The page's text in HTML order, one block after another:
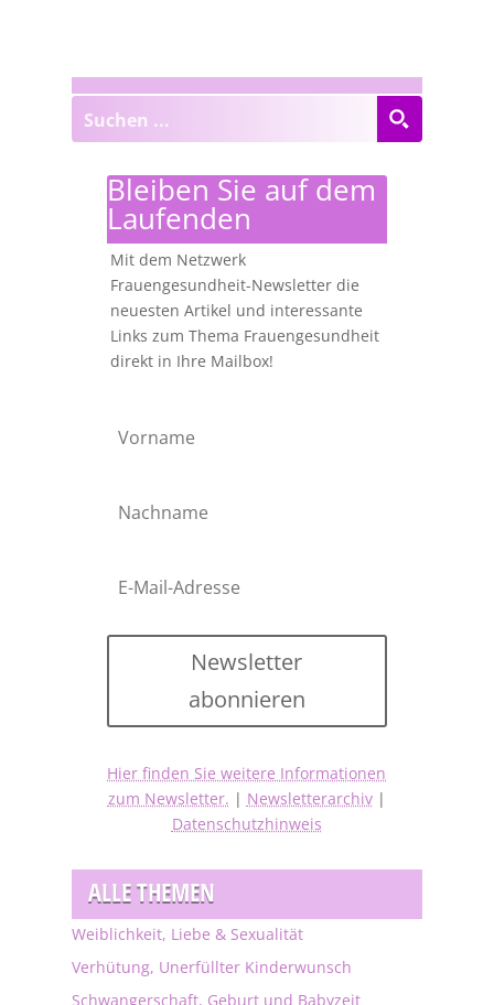
Bleiben Sie auf dem
Laufenden
Mit dem Netzwerk
Frauengesundheit-Newsletter die
neuesten Artikel und interessante
Links zum Thema Frauengesundheit
direkt in Ihre Mailbox!
Newsletter
abonnieren
Hier finden Sie weitere Informationen
zum Newsletter. | Newsletterarchiv|
Datenschutzhinweis
ALLE THEMEN
Weiblichkeit, Liebe & Sexualität
Verhütung, Unerfüllter Kinderwunsch
Schwangerschaft, Geburt und Babyzeit